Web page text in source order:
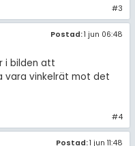
#3
Postad:1 jun 06:48
i bilden att
vara vinkelrät mot det
#4
Postad:1 jun 11:48